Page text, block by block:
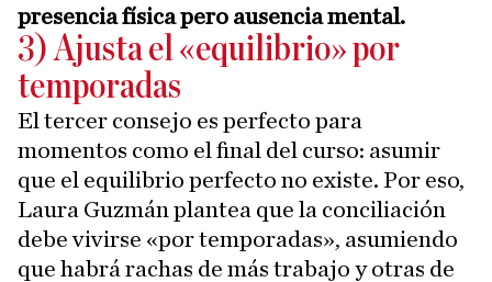
presencia física pero ausencia mental.
3) Ajusta el «equilibrio» por
temporadas
El tercer consejo es perfecto para
momentos como el final del curso: asumir
que el equilibrio perfecto no existe. Por eso,
Laura Guzmán plantea que la conciliación
debe vivirse «por temporadas», asumiendo
que habrá rachas de más trabajo y otras de